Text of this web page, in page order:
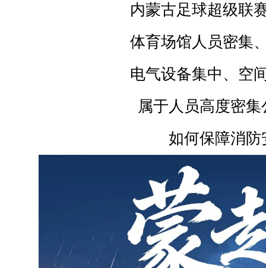
内蒙古足球超级联
体育场馆人员密集
电气设备集中、空
属于人员高度密
如何保障消防